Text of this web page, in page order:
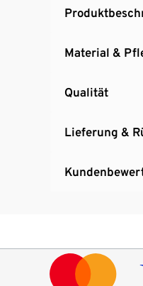
Material &
Qualität
Lieferung &